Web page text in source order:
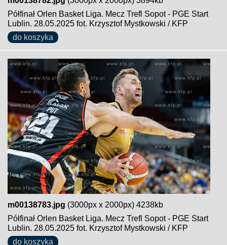
Półfinał Orlen Basket Liga. Mecz Trefl Sopot - PGE Start
Lublin. 28.05.2025 fot. Krzysztof Mystkowski / KFP
do koszyka
m00138783.jpg (3000px x 2000px) 4238kb
Półfinał Orlen Basket Liga. Mecz Trefl Sopot - PGE Start
Lublin. 28.05.2025 fot. Krzysztof Mystkowski / KFP
do koszyka